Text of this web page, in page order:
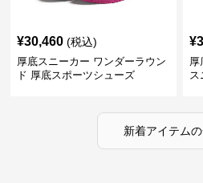
¥30,460 (税込)
厚底スニーカー ワンダーラウン
ド 厚底スポーツシューズ
¥
厚
ス
新着アイテム